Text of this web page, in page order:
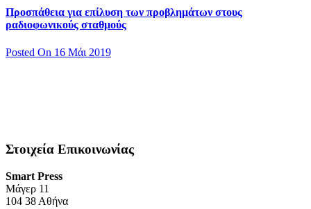
Προσπάθεια για επίλυση των προβλημάτων στους
ραδιοφωνικούς σταθμούς
Posted On 16 Μάι 2019
Στοιχεία Επικοινωνίας
Smart Press
Mάγερ 11
104 38 Αθήνα